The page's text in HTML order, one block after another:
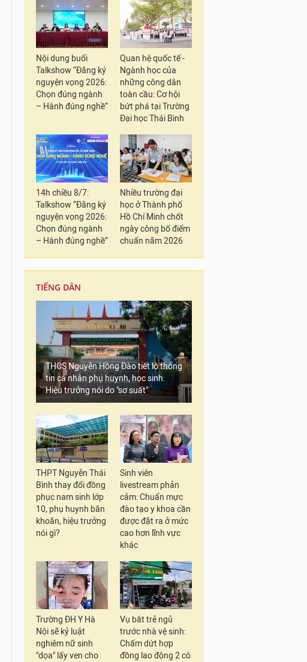
Nội dung buổi
Talkshow “Đăng ký
nguyện vọng 2026:
Chọn đúng ngành
– Hành đúng nghề”
Quan hệ quốc tế -
Ngành học của
những công dân
toàn cầu: Cơ hội
bứt phá tại Trường
Đại học Thái Bình
14h chiều 8/7:
Talkshow “Đăng ký
nguyện vọng 2026:
Chọn đúng ngành
– Hành đúng nghề”
Nhiều trường đại
học ở Thành phố
Hồ Chí Minh chốt
ngày công bố điểm
chuẩn năm 2026
TIẾNG DÂN
THCS Nguyễn Hồng Đào tiết lộ thông
tin cá nhân phụ huynh, học sinh:
Hiệu trưởng nói do "sơ suất"
THPT Nguyễn Thái
Bình thay đổi đồng
phục nam sinh lớp
10, phụ huynh băn
khoăn, hiệu trưởng
nói gì?
Sinh viên
livestream phản
cảm: Chuẩn mực
đào tạo y khoa cần
được đặt ra ở mức
cao hơn lĩnh vực
khác
Trường ĐH Y Hà
Nội sẽ kỷ luật
nghiêm nữ sinh
"dọa" lấy ven cho
Vụ bắt trẻ ngủ
trước nhà vệ sinh:
Chấm dứt hợp
đồng lao động 2 cô